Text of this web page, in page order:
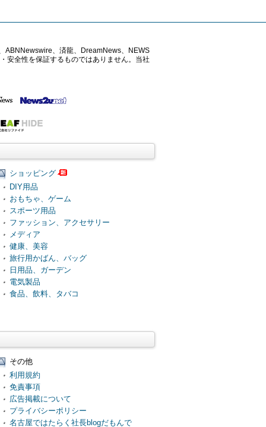
ABNNewswire、済龍、DreamNews、NEWS
安全性を保証するものではありません。当社
ショッピング
DIY用品
おもちゃ、ゲーム
スポーツ用品
ファッション、アクセサリー
メディア
健康、美容
旅行用かばん、バッグ
日用品、ガーデン
電気製品
食品、飲料、タバコ
その他
利用規約
免責事項
広告掲載について
プライバシーポリシー
名古屋ではたらく社長blogだもんで